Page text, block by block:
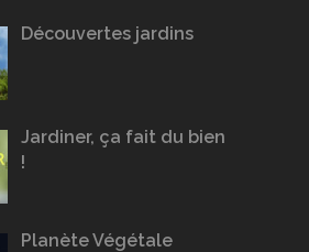
Découvertes jardins
Jardiner, ça fait du bien
!
Planète Végétale